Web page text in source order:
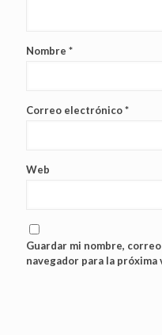
Nombre *
Correo electrónico*
Web
Guardar mi nombre,
navegador para la